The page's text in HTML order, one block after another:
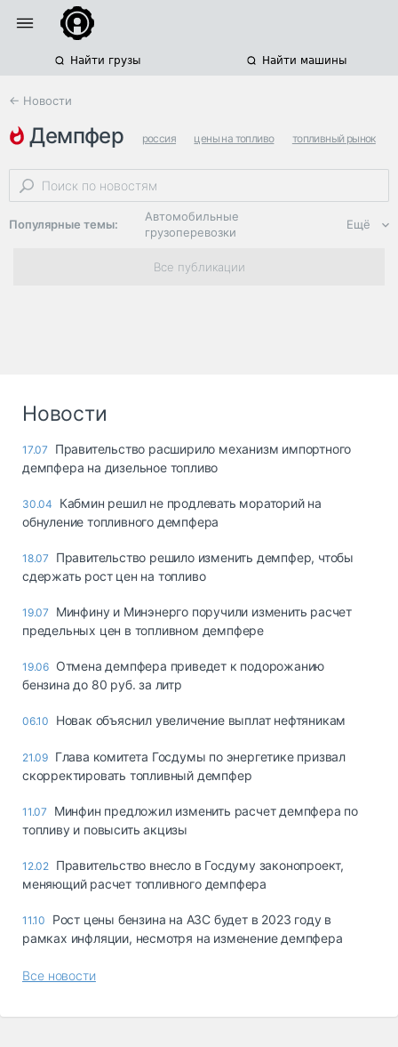
Найти грузы Найти машины
← Новости
демпфер россия цены на топливо топливный рынок
Популярные темы:
Автомобильные
грузоперевозки
Региональная
логистика
опасные грузы
страхование
Склады и
грузовые
Коммерческий
транспорт
Спецтехника
запчасти, шины
Топливо, масла и
автохимия
Дзен
Ещё
Все публикации
Новости
17.07
Правительство расширило механизм импортного
демпфера на дизельное топливо
30.04
Кабмин решил не продлевать мораторий на
обнуление топливного демпфера
18.07
Правительство решило изменить демпфер, чтобы
сдержать рост цен на топливо
19.07
Минфину и Минэнерго поручили изменить расчет
предельных цен в топливном демпфере
19.06 Отмена демпфера приведет к подорожанию
бензина до 80 руб. за литр
06.10 Новак объяснил увеличение выплат нефтяникам
21.09 Глава комитета Госдумы по энергетике призвал
скорректировать топливный демпфер
11.07
Минфин предложил изменить расчет демпфера по
топливу и повысить акцизы
12.02 Правительство внесло в Госдуму законопроект,
меняющий расчет топливного демпфера
11.10
Рост цены бензина на АЗС будет в 2023 году в
рамках инфляции, несмотря на изменение демпфера
Все новости